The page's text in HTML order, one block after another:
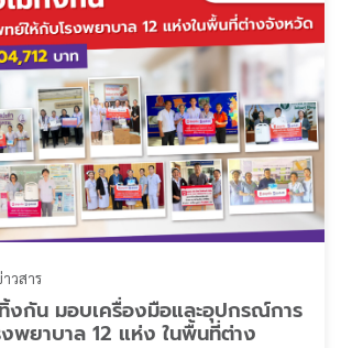
วสาร
กัน มอบเครื่องมือและอุปกรณ์การ
พยาบาล 12 แห่ง ในพื้นที่ต่าง